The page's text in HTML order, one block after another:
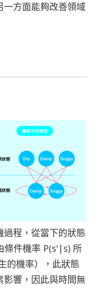
一方面能夠改善領域
過程，從當下的狀態
條件機率 P(s'|s) 所
的機率），此狀態
響，因此與時間無